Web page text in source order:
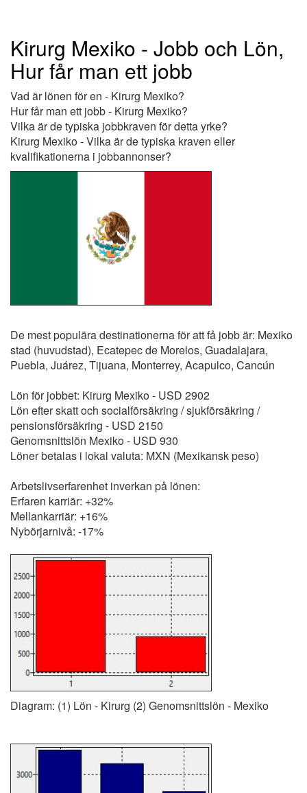
Kirurg Mexiko - Jobb och Lön,
Hur får man ett jobb
Vad är lönen för en - Kirurg Mexiko?
Hur får man ett jobb - Kirurg Mexiko?
Vilka är de typiska jobbkraven för detta yrke?
Kirurg Mexiko - Vilka är de typiska kraven eller
kvalifikationerna i jobbannonser?
De mest populära destinationerna för att få jobb är: Mexiko
stad (huvudstad), Ecatepec de Morelos, Guadalajara,
Puebla, Juárez, Tijuana, Monterrey, Acapulco, Cancún
Lön för jobbet: Kirurg Mexiko - USD 2902
Lön efter skatt och socialförsäkring / sjukförsäkring /
pensionsförsäkring - USD 2150
Genomsnittslön Mexiko - USD 930
Löner betalas i lokal valuta: MXN (Mexikansk peso)
Arbetslivserfarenhet inverkan på lönen:
Erfaren karriär: +32%
Mellankarriär: +16%
Nybörjarnivå: -17%
Diagram: (1) Lön - Kirurg (2) Genomsnittslön - Mexiko